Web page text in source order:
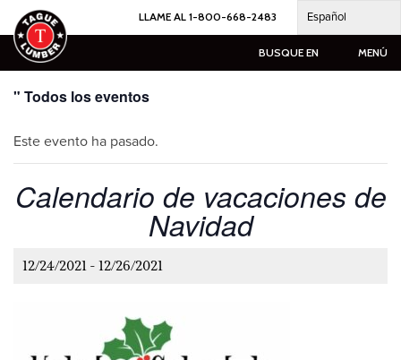
al
contenido
LLAME AL 1-800-668-2483 Español
BUSQUE EN MENÚ
" Todos los eventos
Este evento ha pasado.
Calendario de vacaciones de
Navidad
12/24/2021 - 12/26/2021